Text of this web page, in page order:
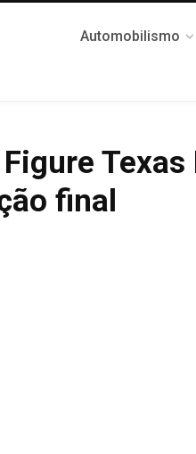
Automobilismo
final